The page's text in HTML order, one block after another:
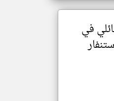
في